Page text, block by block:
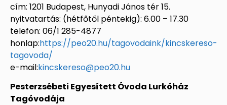
cím: 1201 Budapest, Hunyadi János tér 15.
nyitvatartás: (hétfőtől péntekig): 6.00 – 17.30
telefon: 06/1 285-4877
honlap:https://peo20.hu/tagovodaink/kincskereso-
tagovoda/
e-mail:kincskereso@peo20.hu
Pesterzsébeti Egyesített Óvoda Lurkóház
Tagóvodája